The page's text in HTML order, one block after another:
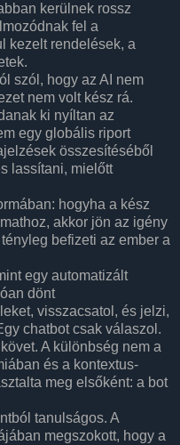
kerülnek rossz
fel a
kezelt rendelések, a
szól, hogy az AI nem
nem volt kész rá.
ki nyíltan az
egy globális riport
összesítéséből
lassítani, mielőtt
hogyha a kész
akkor jön az igény
befizeti az ember a
egy automatizált
dönt
visszacsatol, és jelzi,
chatbot csak válaszol.
A különbség nem a
és a kontextus-
meg elsőként: a bot
tanulságos. A
megszokott, hogy a